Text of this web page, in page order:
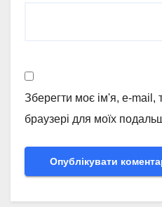
Зберегти моє ім'я, e-mail,
браузері для моїх